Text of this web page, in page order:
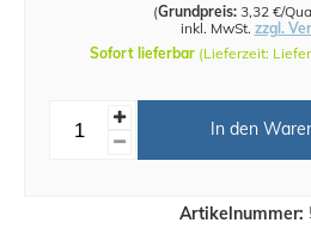
Artikelnummer:
(Grundpreis: 3,32 €/
inkl. MwSt. zzgl.
Sofort lieferbar (Lieferzeit:
In den